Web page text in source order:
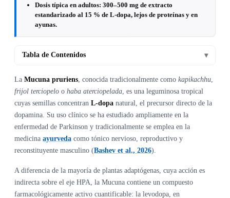
Dosis típica en adultos: 300–500 mg de extracto
estandarizado al 15 % de L-dopa, lejos de proteínas y en
ayunas.
Tabla de Contenidos ▾
La Mucuna pruriens , conocida tradicionalmente como kapikachhu
frijol terciopelo o haba aterciopelada , es una leguminosa tropical
cuyas semillas concentran L-dopa natural, el precursor directo de la
dopamina. Su uso clínico se ha estudiado ampliamente en la
enfermedad de Parkinson y tradicionalmente se emplea en la
medicina ayurveda como tónico nervioso, reproductivo y
reconstituyente masculino (Bashev et al., 2026).
A diferencia de la mayoría de plantas adaptógenas, cuya acción es
indirecta sobre el eje HPA, la Mucuna contiene un compuesto
farmacológicamente activo cuantificable: la levodopa, en